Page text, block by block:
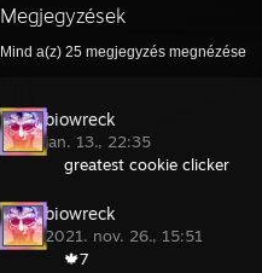
Megjegyzések
Mind a(z) 25 megjegyzés megnézése
biowreck
jan. 13., 22:35
greatest cookie clicker
biowreck
2021. nov. 26., 15:51
🍁7